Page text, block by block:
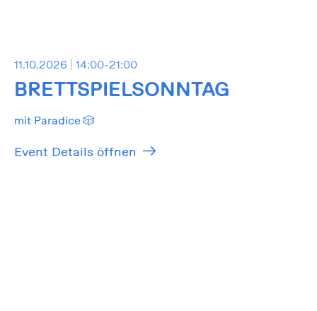
11.10.2026 14:00-21:00
BRETTSPIELSONNTAG
mit Paradice 🎲
Event Details öffnen